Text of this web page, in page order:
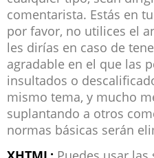
comentarista. Estás en
por favor, no utilices el
les dirías en caso de
agradable en el que las
insultados o
mismo tema, y mucho
suplantando a otros
normas básicas serán